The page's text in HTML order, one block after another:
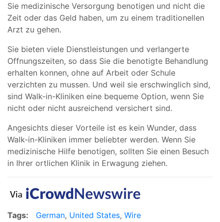
Sie medizinische Versorgung benotigen und nicht die
Zeit oder das Geld haben, um zu einem traditionellen
Arzt zu gehen.
Sie bieten viele Dienstleistungen und verlangerte
Offnungszeiten, so dass Sie die benotigte Behandlung
erhalten konnen, ohne auf Arbeit oder Schule
verzichten zu mussen. Und weil sie erschwinglich sind,
sind Walk-in-Kliniken eine bequeme Option, wenn Sie
nicht oder nicht ausreichend versichert sind.
Angesichts dieser Vorteile ist es kein Wunder, dass
Walk-in-Kliniken immer beliebter werden. Wenn Sie
medizinische Hilfe benotigen, sollten Sie einen Besuch
in Ihrer ortlichen Klinik in Erwagung ziehen.
Tags: German, United States, Wire